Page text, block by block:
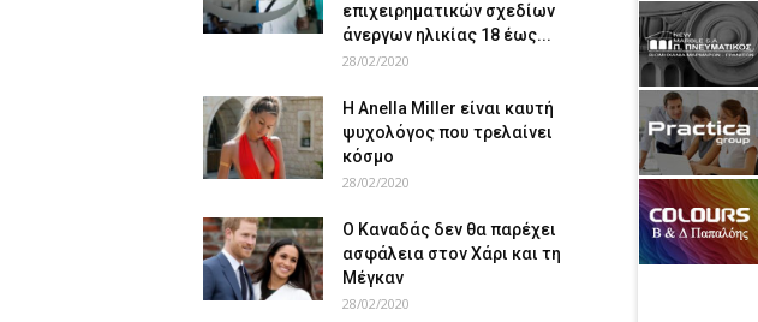
επιχειρηματικών σχεδίων
άνεργων ηλικίας 18 έως...
28/02/2020
Η Anella Miller είναι καυτή
ψυχολόγος που τρελαίνει
κόσμο
28/02/2020
Ο Καναδάς δεν θα παρέχει
ασφάλεια στον Χάρι και τη
Μέγκαν
28/02/2020